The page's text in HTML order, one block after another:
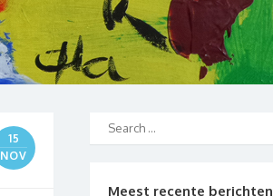
15
NOV
Meest recente berichten